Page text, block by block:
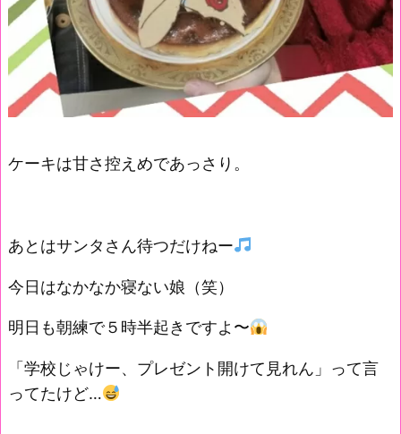
ケーキは甘さ控えめであっさり。
あとはサンタさん待つだけねー
今日はなかなか寝ない娘（笑）
明日も朝練で５時半起きですよ〜
「学校じゃけー、プレゼント開けて見れん」って言
ってたけど…